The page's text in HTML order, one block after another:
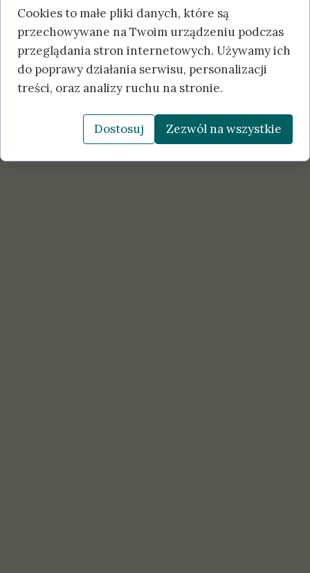
Cookies to małe pliki danych, które są
przechowywane na Twoim urządzeniu podczas
przeglądania stron internetowych. Używamy ich
do poprawy działania serwisu, personalizacji
treści, oraz analizy ruchu na stronie.
Dostosuj Zezwól na wszystkie